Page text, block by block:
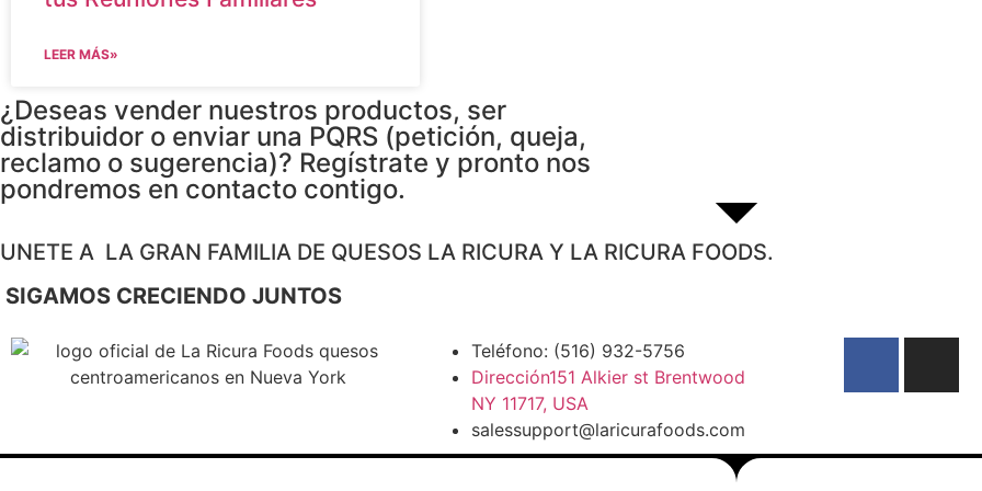
LEER MÁS»
¿Deseas vender nuestros productos, ser
distribuidor o enviar una PQRS (petición, queja,
reclamo o sugerencia)? Regístrate y pronto nos
pondremos en contacto contigo.
UNETE A LA GRAN FAMILIA DE QUESOS LA RICURA Y LA RICURA FOODS.
SIGAMOS CRECIENDO JUNTOS
Teléfono: (516) 932-5756
Dirección151 Alkier st Brentwood
NY 11717, USA
salessupport@laricurafoods.com